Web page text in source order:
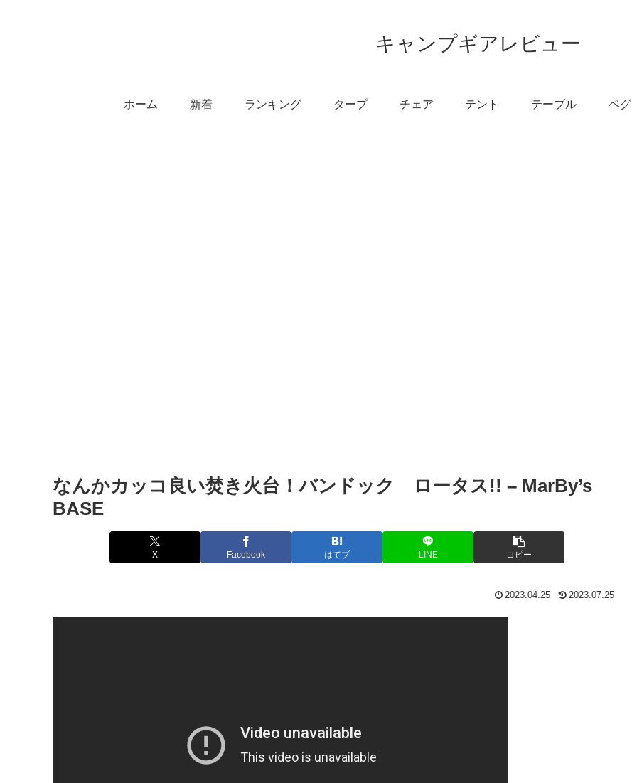
キャンプギアレビュー
ホーム 新着 ランキング タープ チェア テント テーブル ペグ
なんかカッコ良い焚き火台！バンドック ロータス!! – MarBy’s
BASE
X Facebook はてブ LINE コピー
2023.04.25 2023.07.25